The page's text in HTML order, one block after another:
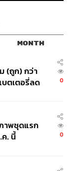
MONTH
(ถูก) กว่า
ตเตอรี่ลด
0
าพชุดแรก
. นี้
0